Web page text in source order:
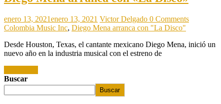
enero 13, 2021enero 13, 2021 Victor Delgado 0 Comments
Colombia Music Inc, Diego Mena arranca con "La Disco"
Desde Houston, Texas, el cantante mexicano Diego Mena, inició un
nuevo año en la industria musical con el estreno de
Buscar
Buscar